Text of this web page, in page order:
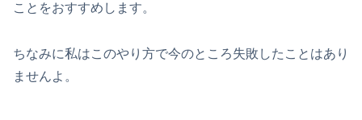
ことをおすすめします。
ちなみに私はこのやり方で今のところ失敗したことはあり
ませんよ。